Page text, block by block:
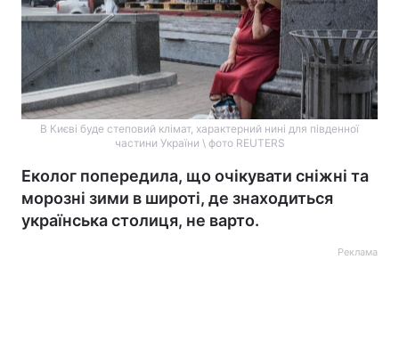
В Києві буде степовий клімат, характерний нині для південної
частини України \ фото REUTERS
Еколог попередила, що очікувати сніжні та
морозні зими в широті, де знаходиться
українська столиця, не варто.
Реклама